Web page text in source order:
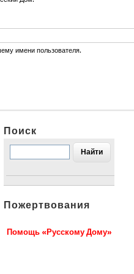
имени пользователя.
Поиск
Пожертвования
Помощь «Русскому Дому»